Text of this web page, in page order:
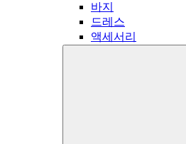
바지
드레스
액세서리